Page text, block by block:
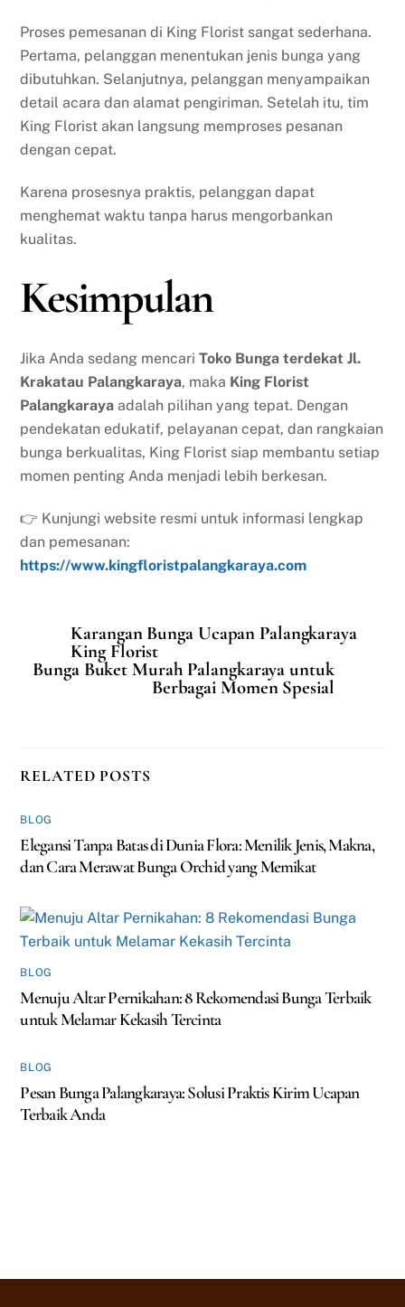
Proses pemesanan di King Florist sangat sederhana.
Pertama, pelanggan menentukan jenis bunga yang
dibutuhkan. Selanjutnya, pelanggan menyampaikan
detail acara dan alamat pengiriman. Setelah itu, tim
King Florist akan langsung memproses pesanan
dengan cepat.
Karena prosesnya praktis, pelanggan dapat
menghemat waktu tanpa harus mengorbankan
kualitas.
Kesimpulan
Jika Anda sedang mencariToko Bunga terdekat Jl.
Krakatau Palangkaraya, maka King Florist
Palangkaraya adalah pilihan yang tepat. Dengan
pendekatan edukatif, pelayanan cepat, dan rangkaian
bunga berkualitas, King Florist siap membantu setiap
momen penting Anda menjadi lebih berkesan.
👉 Kunjungi website resmi untuk informasi lengkap
dan pemesanan:
https://www.kingfloristpalangkaraya.com
Karangan Bunga Ucapan Palangkaraya
King Florist
Bunga Buket Murah Palangkaraya untuk
Berbagai Momen Spesial
RELATED POSTS
BLOG
Elegansi Tanpa Batas di Dunia Flora: Menilik Jenis, Makna,
dan Cara Merawat Bunga Orchid yang Memikat
BLOG
Menuju Altar Pernikahan: 8 Rekomendasi Bunga Terbaik
untuk Melamar Kekasih Tercinta
BLOG
Pesan Bunga Palangkaraya: Solusi Praktis Kirim Ucapan
Terbaik Anda